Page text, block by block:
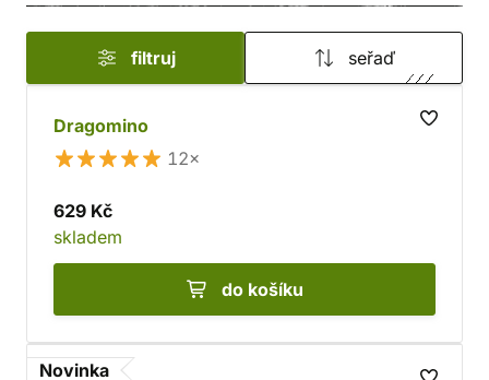
filtruj seřaď
Dragomino
12×
629 Kč
skladem
do košíku
Novinka